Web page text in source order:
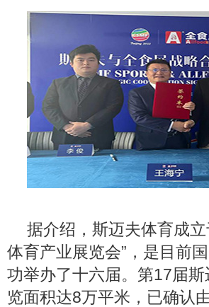
据介绍，斯迈夫体育成
体育产业展览会”，是目前
功举办了十六届。第17届
览面积达8万平米，已确认